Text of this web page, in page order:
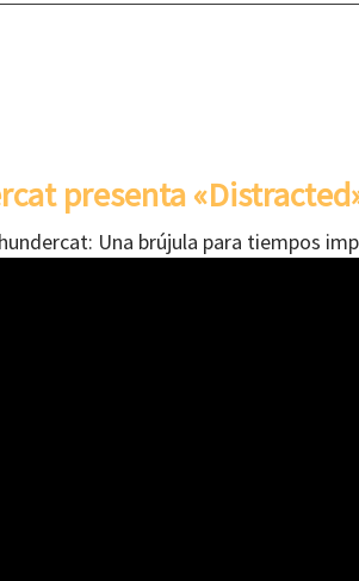
presenta
Una brújula para tiempos